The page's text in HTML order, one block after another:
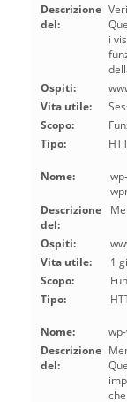
Descrizione
del:
i
Ospiti:
Vita utile:
Scopo:
Tipo:
Nome:
wp-
Descrizione
del:
Ospiti:
Vita utile:
1
Scopo:
Tipo:
Nome:
Descrizione
del: